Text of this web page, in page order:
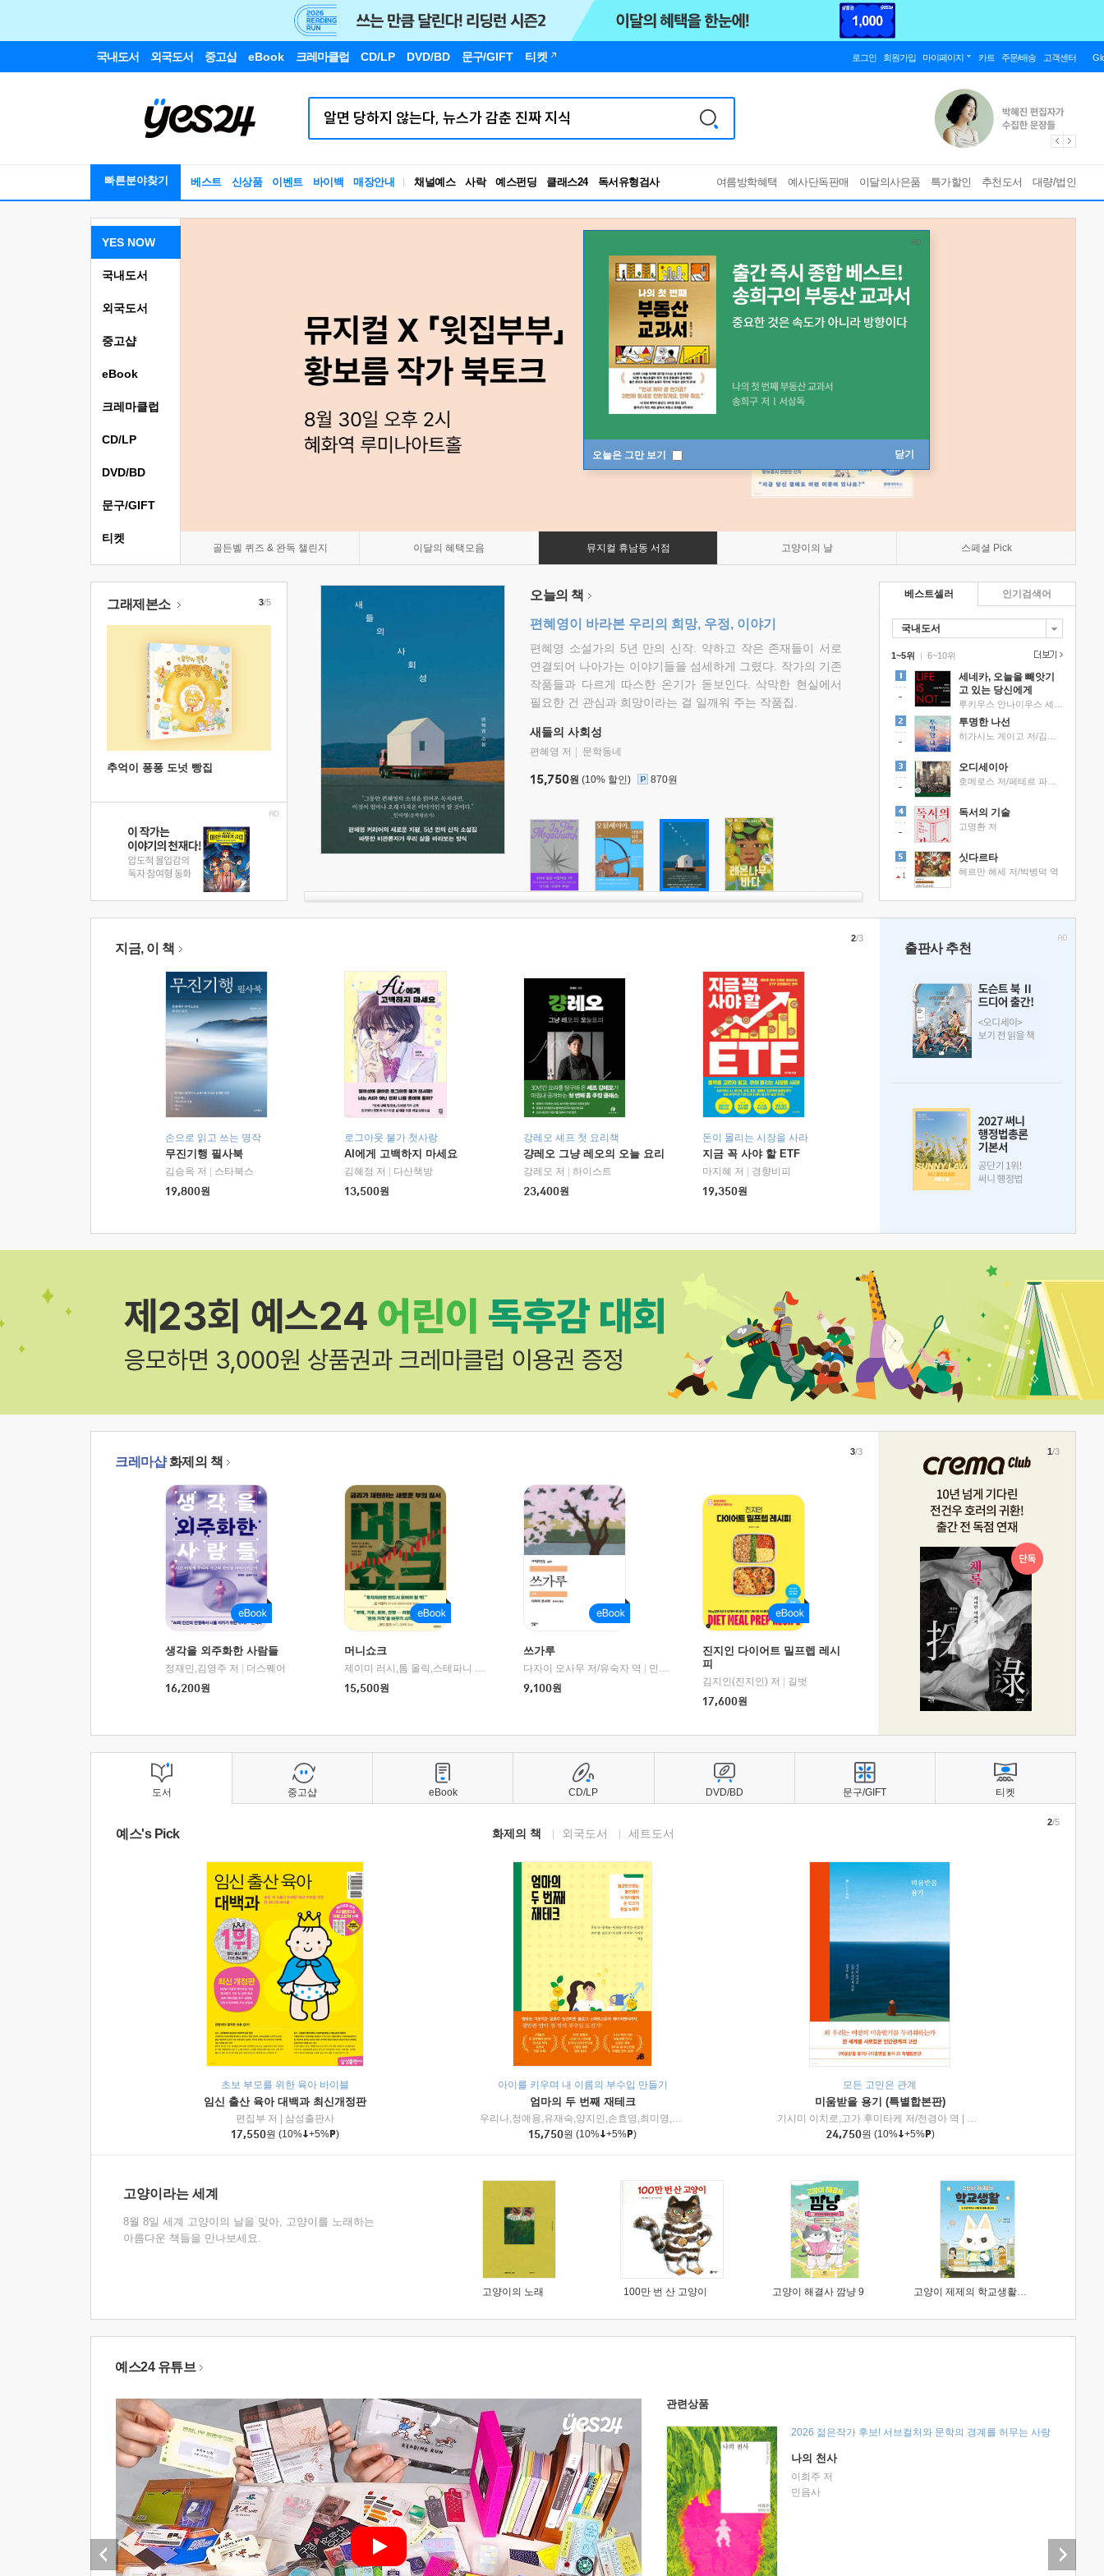
국내도서 외국도서 중고샵 eBook 크레마클럽 CD/LP DVD/BD 문구/GIFT 티켓 로그인 회원가입 마이페이지 카트 주문/배송 고객센터
빠른분야찾기 베스트 신상품 이벤트 바이백 매장안내 채널예스 사락 예스펀딩 클래스24
RBTI Lab
독서유형검사
여름방학혜택 예사단독판매 이달의사은품 특가할인 추천도서 대량/법인
오늘은 그만 보기 닫기
YES NOW
골든벨 퀴즈 & 완독 챌린지 이달의 혜택모음 뮤지컬 휴남동 서점 고양이의 날 스페셜 Pick
국내도서
외국도서
중고샵
eBook
크레마클럽
CD/LP
DVD/BD
문구/GIFT
티켓
그래제본소
추억이 퐁퐁 도넛 빵집
3/5 오늘의 책
편혜영이 바라본 우리의 희망, 우정, 이야기
편혜영 소설가의 5년 만의 신작. 약하고 작은 존재들이 서로
연결되어 나아가는 이야기들을 섬세하게 그렸다. 작가의 기존
작품들과 다르게 따스한 온기가 돋보인다. 삭막한 현실에서
필요한 건 관심과 희망이라는 걸 일깨워 주는 작품집.
새들의 사회성
편혜영 저 문학동네
15,750원 (10% 할인) 870원
베스트셀러
국내도서
1~5위 |
세네카, 오늘을 빼앗기
고 있는 당신에게
투명한 나선
오디세이아
독서의 기술
고명환 저
1
싯다르타
헤르만 헤세 저/박병덕 역
6~10위
인기검색어
지금, 이 책
손으로 읽고 쓰는 명작
무진기행 필사북
김승옥 저
스타북스
19,800원
로그아웃 불가 첫사랑
AI에게 고백하지 마세요
김혜정 저
다산책방
13,500원
강레오 셰프 첫 요리책
걍레오 그냥 레오의 오늘 요리
강레오 저
하이스트
23,400원
돈이 몰리는 시장을 사라
지금 꼭 사야 할 ETF
마지혜 저
경향비피
19,350원
2/3
출판사 추천
크레마샵화제의 책
생각을 외주화한 사람들
정재민,김영주 저
더스퀘어
16,200원
머니쇼크
제이미 러시,톰 올릭,스테파니 플랜더스 편저/임경은 역/박정호 감수 |
교보문고
15,500원
쓰가루
다자이 오사무 저/유숙자 역
민음사
9,100원
진지인 다이어트 밀프렙 레시
피
김지인(진지인) 저
길벗
17,600원
3/3 1/3
도서
예스's Pick 화제의 책 외국도서 세트도서
초보 부모를 위한 육아 바이블
임신 출산 육아 대백과 최신개정판
편집부 저
삼성출판사
17,550원 (10% +5% )
아이를 키우며 내 이름의 부수입 만들기
엄마의 두 번째 재테크
우리나,정예용,유재숙,양지인,손효영,최미영,조민주,이진현,차미숙,서미숙 저 | 제이브리즈북스
15,750원 (10% +5% )
모든 고민은 관계
미움받을 용기 (특별합본판)
기시미 이치로,고가 후미타케 저/전경아 역
인플루엔셜
24,750원 (10% +5% )
2/5
고양이라는 세계
8월 8일 세계 고양이의 날을 맞아, 고양이를 노래하는
아름다운 책들을 만나보세요.
고양이의 노래 100만 번 산 고양이 고양이 해결사 깜냥 9 고양이 제제의 학교생활 1 : 초등학생이 이렇게 힘들 줄이야
중고샵 eBook CD/LP DVD/BD 문구/GIFT 티켓
예스24 유튜브
관련상품
2026 젊은작가 후보! 서브컬처와 문학의 경계를 허무는 사랑
나의 천사
이희주 저
민음사